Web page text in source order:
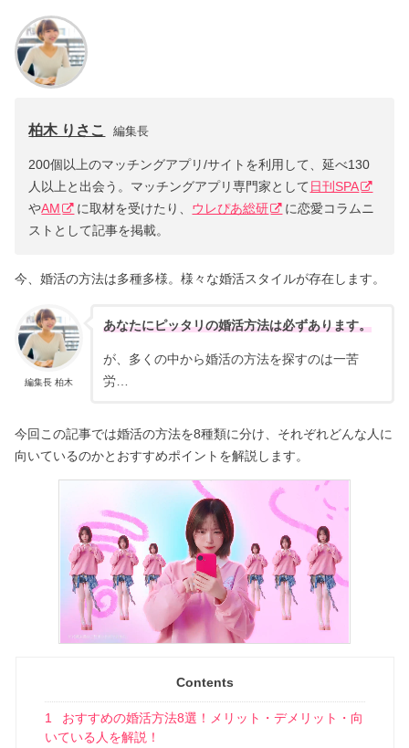
柏木 りさこ 編集長
200個以上のマッチングアプリ/サイトを利用して、延べ130
人以上と出会う。マッチングアプリ専門家として 日刊SPA
やAM に取材を受けたり、 ウレぴあ総研
に恋愛コラムニ
ストとして記事を掲載。
今、婚活の方法は多種多様。様々な婚活スタイルが存在します。
編集長 柏木
あなたにピッタリの婚活方法は必ずあります。
が、多くの中から婚活の方法を探すのは一苦
労…
今回この記事では婚活の方法を8種類に分け、それぞれどんな人に
向いているのかとおすすめポイントを解説します。
Contents
1
おすすめの婚活方法8選！メリット・デメリット・向
いている人を解説！